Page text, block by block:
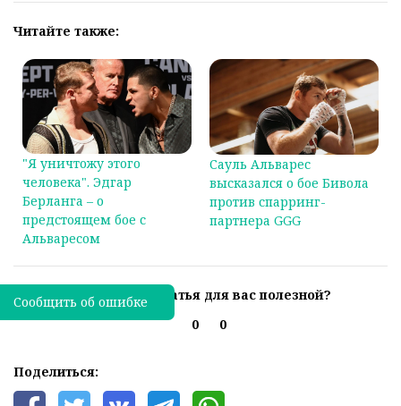
Читайте также:
"Я уничтожу этого
человека". Эдгар
Берланга – о
предстоящем бое с
Альваресом
Сауль Альварес
высказался о бое Бивола
против спарринг-
партнера GGG
Была ли эта статья для вас полезной?
0
0
Поделиться:
Сообщить об ошибке